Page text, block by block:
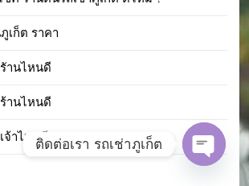
เก็ต ราคา
านไหนดี
านไหนดี
จ้าไหนดีติดต่อเรา รถเช่าภูเก็ต
Open